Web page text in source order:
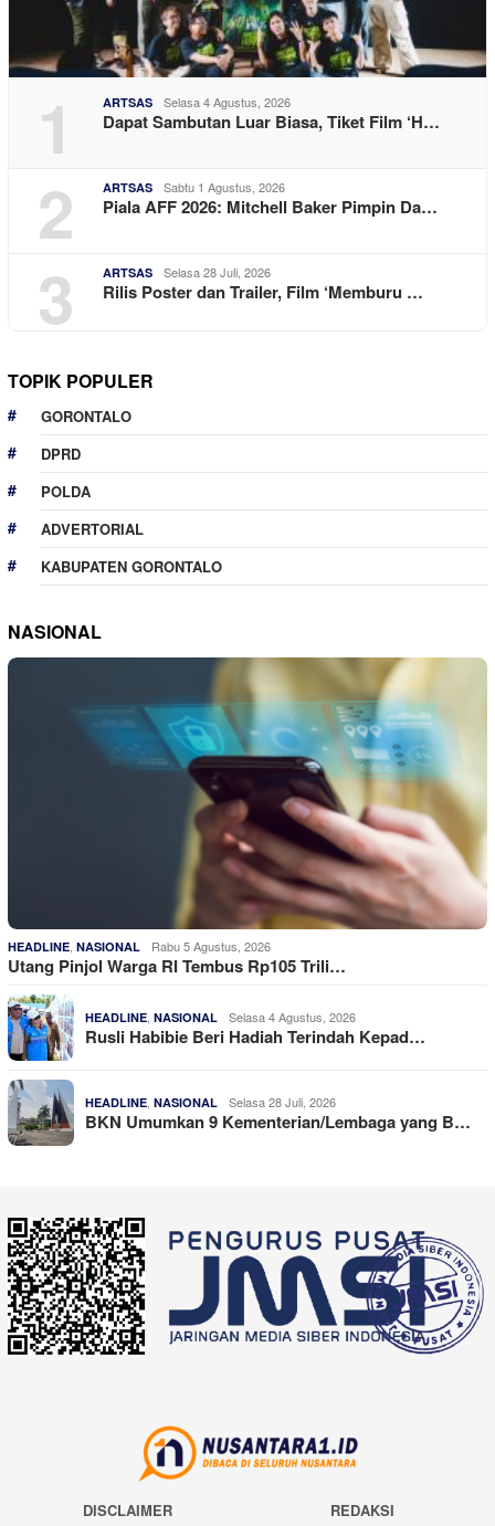
1 ARTSAS Selasa 4 Agustus, 2026
Dapat Sambutan Luar Biasa, Tiket Film ‘H…
2 ARTSAS Sabtu 1 Agustus, 2026
Piala AFF 2026: Mitchell Baker Pimpin Da…
3 ARTSAS Selasa 28 Juli, 2026
Rilis Poster dan Trailer, Film ‘Memburu …
TOPIK POPULER
GORONTALO
DPRD
POLDA
ADVERTORIAL
KABUPATEN GORONTALO
NASIONAL
HEADLINE NASIONAL Rabu 5 Agustus, 2026
Utang Pinjol Warga RI Tembus Rp105 Trili…
HEADLINE NASIONAL Selasa 4 Agustus, 2026
Rusli Habibie Beri Hadiah Terindah Kepad…
HEADLINE NASIONAL Selasa 28 Juli, 2026
BKN Umumkan 9 Kementerian/Lembaga yang B…
DISCLAIMER REDAKSI